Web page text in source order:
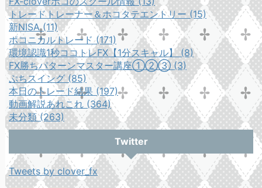
トレードトレーナー＆ホコタテエントリー (15)
新NISA (11)
ポコニカルトレード (171)
環境認識1秒ココトレFX【1分スキャル】 (8)
FX勝ちパターンマスター講座①②③ (3)
ぷちスイング (85)
本日のトレード結果 (197)
動画解説あれこれ (364)
未分類 (263)
Twitter
Tweets by clover_fx